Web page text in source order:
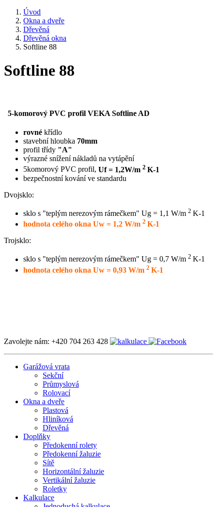
Úvod
Okna a dveře
Dřevěná
Dřevěná okna
Softline 88
Softline 88
5-komorový PVC profil VEKA Softline AD
rovné křídlo
stavební hloubka 70mm
profil třídy "A"
výrazné snížení nákladů na vytápění
5komorový PVC profil, Uf = 1,2W/m 2 K-1
bezpečnostní kování ve standardu
Dvojsklo:
sklo s "teplým nerezovým rámečkem" Ug = 1,1 W/m 2 K-1
hodnota celého okna Uw = 1,2 W/m 2 K-1
Trojsklo:
sklo s "teplým nerezovým rámečkem" Ug = 0,7 W/m 2 K-1
hodnota celého okna Uw = 0,93 W/m 2 K-1
Zavolejte nám: +420 704 263 428
Garážová vrata
Sekční
Průmyslová
Rolovací
Okna a dveře
Plastová
Hliníková
Dřevěná
Doplňky
Předokenní rolety
Předokenní žaluzie
Sítě
Horizontální žaluzie
Vertikální žaluzie
Roletky
Kalkulace